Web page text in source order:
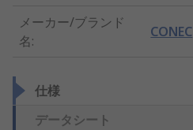
メーカー/ブランド
名:
CONEC
仕様
データシート